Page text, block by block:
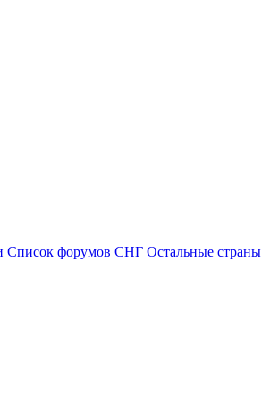
Список форумов СНГ Остальные страны